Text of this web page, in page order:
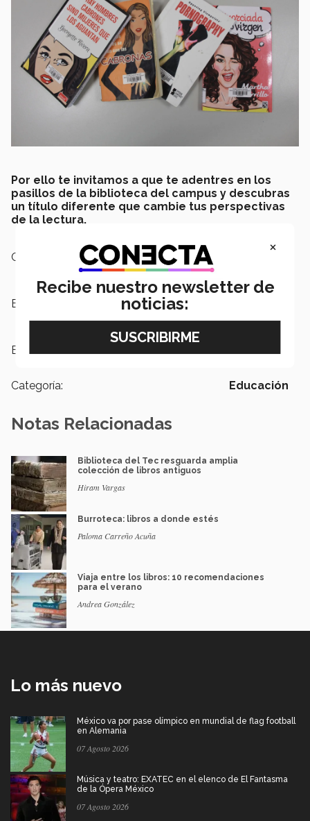
Por ello te invitamos a que te adentres en los
pasillos de la biblioteca del campus y descubras
un título diferente que cambie tus perspectivas
de la lectura.
Campus:
Escuelas: Humanidades y Educación
Etiquetas:
Categoría: Educación
Notas Relacionadas
Biblioteca del Tec resguarda amplia
colección de libros antiguos
Hiram Vargas
Burroteca: libros a donde estés
Paloma Carreño Acuña
Viaja entre los libros: 10 recomendaciones
para el verano
Andrea González
Lo más nuevo
México va por pase olímpico en mundial de flag football
en Alemania
07 Agosto 2026
Música y teatro: EXATEC en el elenco de El Fantasma
de la Ópera México
07 Agosto 2026
×
Recibe nuestro newsletter de
noticias: